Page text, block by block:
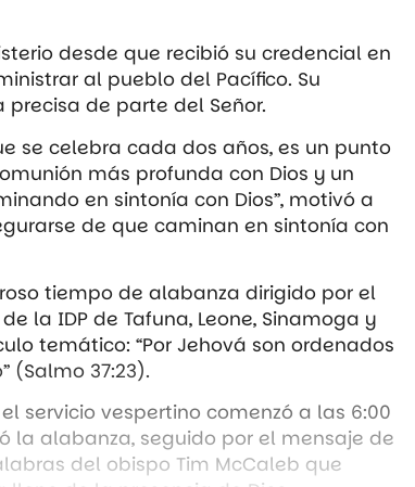
desde que recibió su credencial en
al pueblo del Pacífico. Su
de parte del Señor.
se celebra cada dos años, es un punto
más profunda con Dios y un
en sintonía con Dios”, motivó a
de que caminan en sintonía con
tiempo de alabanza dirigido por el
la IDP de Tafuna, Leone, Sinamoga y
temático: “Por Jehová son ordenados
(Salmo 37:23).
servicio vespertino comenzó a las 6:00
la alabanza, seguido por el mensaje de
del obispo Tim McCaleb que